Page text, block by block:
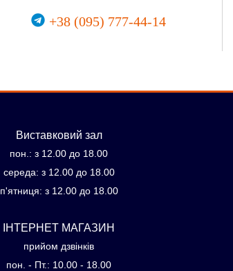
+38 (095) 777-44-14
Виставковий зал
пон.: з 12.00 до 18.00
середа: з 12.00 до 18.00
п'ятниця: з 12.00 до 18.00
ІНТЕРНЕТ МАГАЗИН
прийом дзвінків
пон. - Пт.: 10.00 - 18.00